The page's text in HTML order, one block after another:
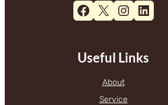
Facebook X Instagram LinkedIn
Useful Links
About
Service